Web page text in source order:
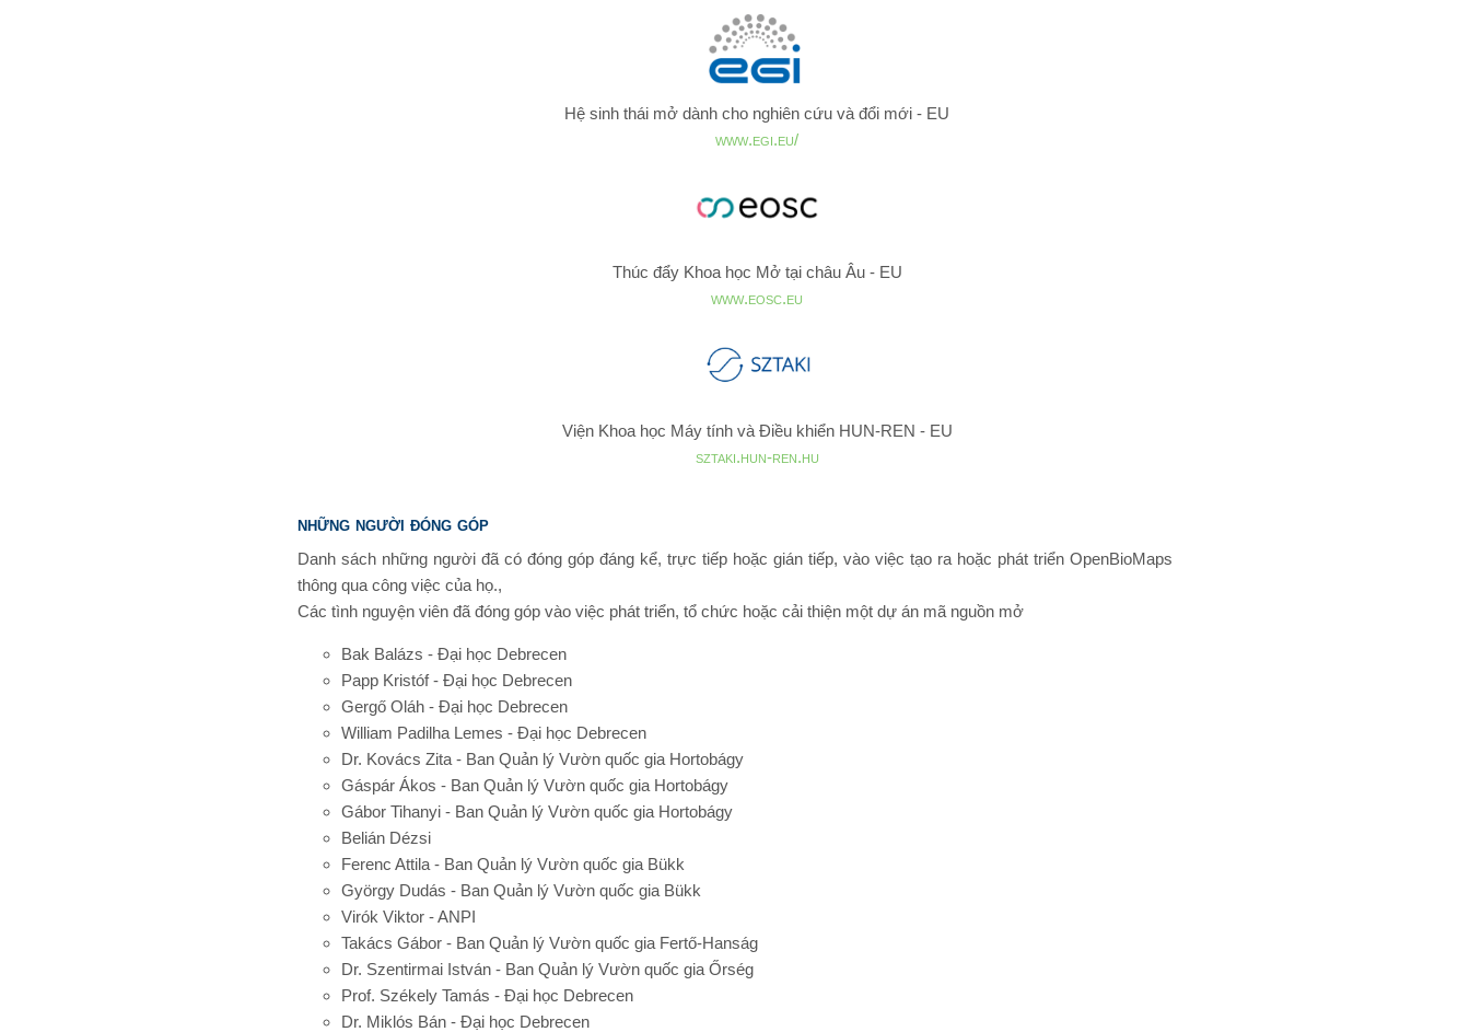
Hệ sinh thái mở dành cho nghiên cứu và đổi mới - EU
www.egi.eu/
Thúc đẩy Khoa học Mở tại châu Âu - EU
www.eosc.eu
Viện Khoa học Máy tính và Điều khiển HUN-REN - EU
sztaki.hun-ren.hu
những người đóng góp
Danh sách những người đã có đóng góp đáng kể, trực tiếp hoặc gián tiếp, vào việc tạo ra hoặc phát triển OpenBioMaps
thông qua công việc của họ.,
Các tình nguyện viên đã đóng góp vào việc phát triển, tổ chức hoặc cải thiện một dự án mã nguồn mở
Bak Balázs - Đại học Debrecen
Papp Kristóf - Đại học Debrecen
Gergő Oláh - Đại học Debrecen
William Padilha Lemes - Đại học Debrecen
Dr. Kovács Zita - Ban Quản lý Vườn quốc gia Hortobágy
Gáspár Ákos - Ban Quản lý Vườn quốc gia Hortobágy
Gábor Tihanyi - Ban Quản lý Vườn quốc gia Hortobágy
Belián Dézsi
Ferenc Attila - Ban Quản lý Vườn quốc gia Bükk
György Dudás - Ban Quản lý Vườn quốc gia Bükk
Virók Viktor - ANPI
Takács Gábor - Ban Quản lý Vườn quốc gia Fertő-Hanság
Dr. Szentirmai István - Ban Quản lý Vườn quốc gia Őrség
Prof. Székely Tamás - Đại học Debrecen
Dr. Miklós Bán - Đại học Debrecen